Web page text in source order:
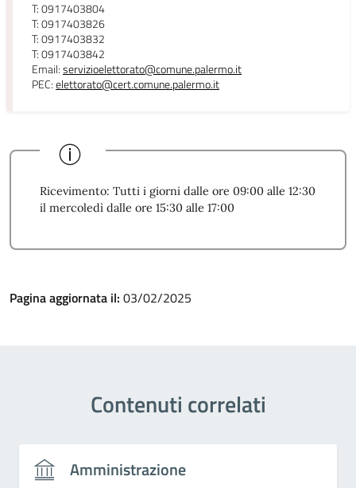
T: 0917403804
T: 0917403826
T: 0917403832
T: 0917403842
Email:servizioelettorato@comune.palermo.it
PEC:elettorato@cert.comune.palermo.it
Ricevimento: Tutti i giorni dalle ore 09:00 alle 12:30
il mercoledì dalle ore 15:30 alle 17:00
Pagina aggiornata il: 03/02/2025
Contenuti correlati
Amministrazione